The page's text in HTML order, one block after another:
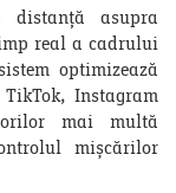
distanță asupra
real a cadrului
optimizează
Instagram
mai multă
mișcărilor